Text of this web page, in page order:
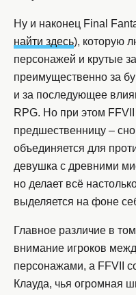
Ну и наконец Final
найти здесь), которую
персонажей и крутые
преимущественно за
и за последующее
RPG. Но при этом
предшественницу –
объединяется для
девушка с древними
но делает всё
выделяется на фоне
Главное различие в
внимание игроков
персонажами, а FFVII
Клауда, чья огромная